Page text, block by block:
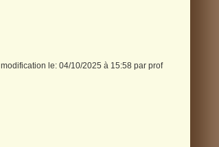
le: 04/10/2025 à 15:58 par prof